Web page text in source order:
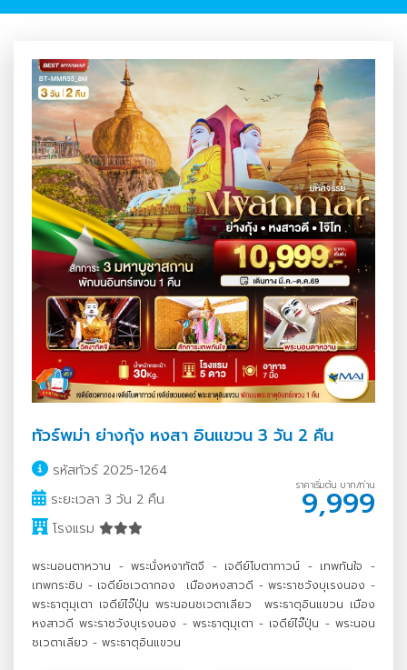
ทัวร์พม่า ย่างกุ้ง หงสา อินแขวน 3 วัน 2 คืน
รหัสทัวร์ 2025-1264
ระยะเวลา 3 วัน 2 คืน
โรงแรม
ราคาเริ่มต้น บาท/ท่าน
9,999
พระนอนตาหวาน - พระนั่งหงาทัตจี - เจดีย์โบตาทาวน์ - เทพทันใจ -
เทพกระซิบ - เจดีย์ชเวดากอง เมืองหงสาวดี - พระราชวังบุเรงนอง -
พระธาตุมุเตา เจดีย์ไจ๊ปุ่น พระนอนชเวตาเลียว พระธาตุอินแขวน เมือง
หงสาวดี พระราชวังบุเรงนอง - พระธาตุมุเตา - เจดีย์ไจ๊ปุ่น - พระนอน
ชเวตาเลียว - พระธาตุอินแขวน